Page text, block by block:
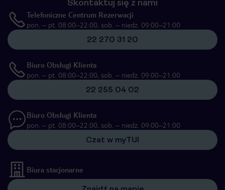
Skontaktuj się z nami
Telefoniczne Centrum Rezerwacji
pon. – pt. 08:00–22:00, sob. – niedz. 09:00–21:00
22 270 31 20
Biuro Obsługi Klienta
pon. – pt. 08:00–22:00, sob. – niedz. 09:00–21:00
22 255 04 02
Biuro Obsługi Klienta
pon. – pt. 08:00–22:00, sob. – niedz. 09:00–21:00
Czat w myTUI
Biura stacjonarne